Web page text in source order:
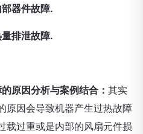
器件故障.
排泄故障.
原因分析与案例结合： 其实
原因会导致机器产生过热故障
载过重或是内部的风扇元件损